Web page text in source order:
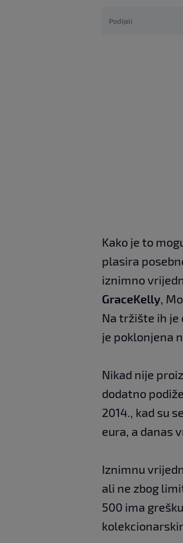
Podijeli
Kako je to
plasira
iznimno
GraceKelly,
Na tržište ih je
je poklonjena
Nikad nije
dodatno
2014., kad su
eura, a danas
Iznimnu
ali ne zbog
500 ima